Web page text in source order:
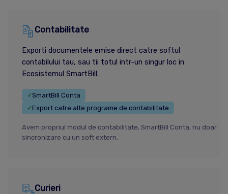
Contabilitate
Exporti documentele emise direct catre softul
contabilului tau, sau tii totul intr-un singur loc in
Ecosistemul SmartBill.
✓SmartBill Conta
✓Export catre alte programe de contabilitate
Avem propriul modul de contabilitate, SmartBill Conta, nu doar
sincronizare cu un soft extern.
Curieri